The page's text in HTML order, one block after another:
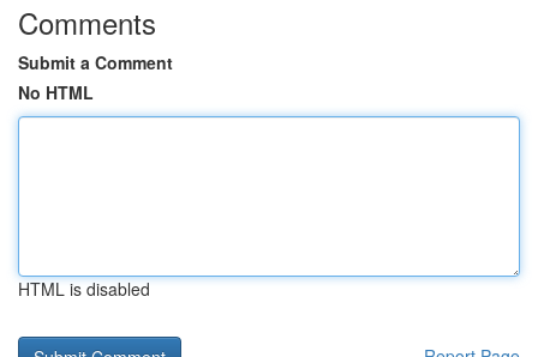
Comments
Submit a Comment
No HTML
HTML is disabled